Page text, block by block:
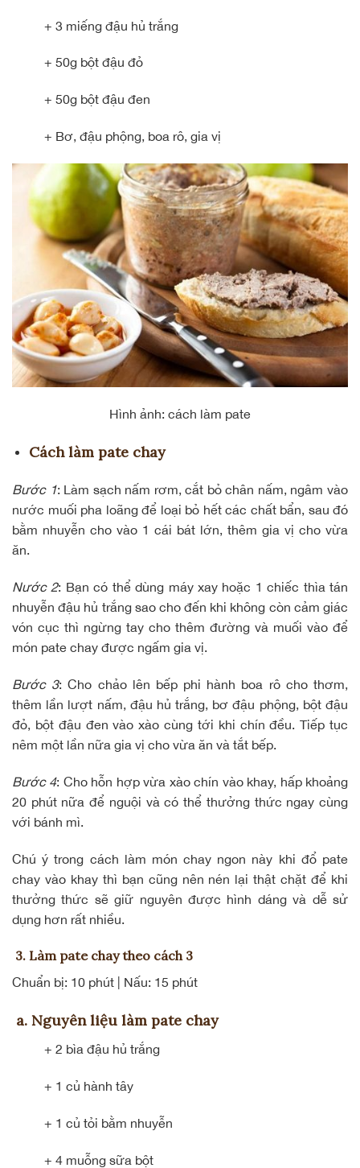
+ 3 miếng đậu hủ trắng
+ 50g bột đậu đỏ
+ 50g bột đậu đen
+ Bơ, đậu phộng, boa rô, gia vị
Hình ảnh: cách làm pate
Cách làm pate chay
Bước 1: Làm sạch nấm rơm, cắt bỏ chân nấm, ngâm vào
nước muối pha loãng để loại bỏ hết các chất bẩn, sau đó
bằm nhuyễn cho vào 1 cái bát lớn, thêm gia vị cho vừa
ăn.
Nước 2: Bạn có thể dùng máy xay hoặc 1 chiếc thìa tán
nhuyễn đậu hủ trắng sao cho đến khi không còn cảm giác
vón cục thì ngừng tay cho thêm đường và muối vào để
món pate chay được ngấm gia vị.
Bước 3: Cho chảo lên bếp phi hành boa rô cho thơm,
thêm lần lượt nấm, đậu hủ trắng, bơ đậu phộng, bột đậu
đỏ, bột đậu đen vào xào cùng tới khi chín đều. Tiếp tục
nêm một lần nữa gia vị cho vừa ăn và tắt bếp.
Bước 4: Cho hỗn hợp vừa xào chín vào khay, hấp khoảng
20 phút nữa để nguội và có thể thưởng thức ngay cùng
với bánh mì.
Chú ý trong cách làm món chay ngon này khi đổ pate
chay vào khay thì bạn cũng nên nén lại thật chặt để khi
thưởng thức sẽ giữ nguyên được hình dáng và dễ sử
dụng hơn rất nhiều.
3. Làm pate chay theo cách 3
Chuẩn bị: 10 phút | Nấu: 15 phút
a. Nguyên liệu làm pate chay
+ 2 bìa đậu hủ trắng
+ 1 củ hành tây
+ 1 củ tỏi bằm nhuyễn
+ 4 muỗng sữa bột